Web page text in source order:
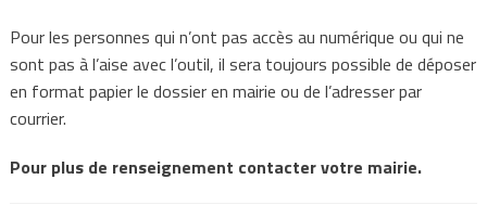
Pour les personnes qui n’ont pas accès au numérique ou qui ne
sont pas à l’aise avec l’outil, il sera toujours possible de déposer
en format papier le dossier en mairie ou de l’adresser par
courrier.
Pour plus de renseignement contacter votre mairie.